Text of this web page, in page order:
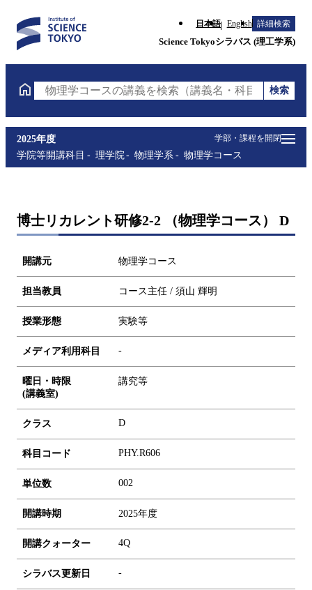
日本語 English 詳細検索
Science Tokyoシラバス (理工学系)
物理学コースの講義を検索（講義名・科目コード・担
検索
学部・課程を開閉
2025年度
学院等開講科目
理学院 物理学系 物理学コース
博士リカレント研修2-2 （物理学コース） D
開講元 物理学コース
担当教員 コース主任 / 須山 輝明
授業形態 実験等
メディア利用科目 -
曜日・時限
(講義室)
講究等
クラス D
科目コード PHY.R606
単位数 002
開講時期 2025年度
開講クォーター 4Q
シラバス更新日 -